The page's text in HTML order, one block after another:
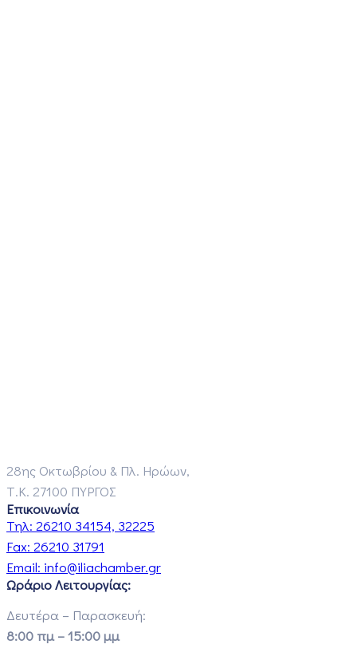
28ης Οκτωβρίου & Πλ. Ηρώων,
Τ.Κ. 27100 ΠΥΡΓΟΣ
Επικοινωνία
Τηλ: 26210 34154, 32225
Fax: 26210 31791
Email: info@iliachamber.gr
Ωράριο Λειτουργίας:
Δευτέρα – Παρασκευή:
8:00 πμ – 15:00 μμ